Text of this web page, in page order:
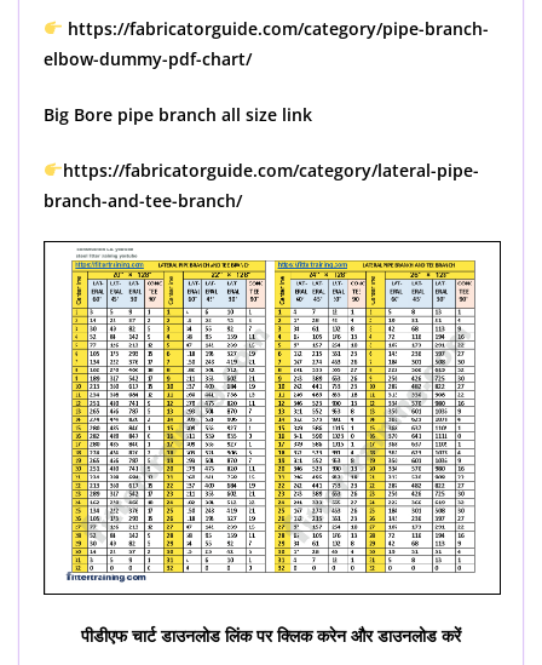
https://fabricatorguide.com/category/pipe-branch-
elbow-dummy-pdf-chart/
Big Bore pipe branch all size link
https://fabricatorguide.com/category/lateral-pipe-
branch-and-tee-branch/
पीडीएफ चार्ट डाउनलोड लिंक पर क्लिक करेन और डाउनलोड करें